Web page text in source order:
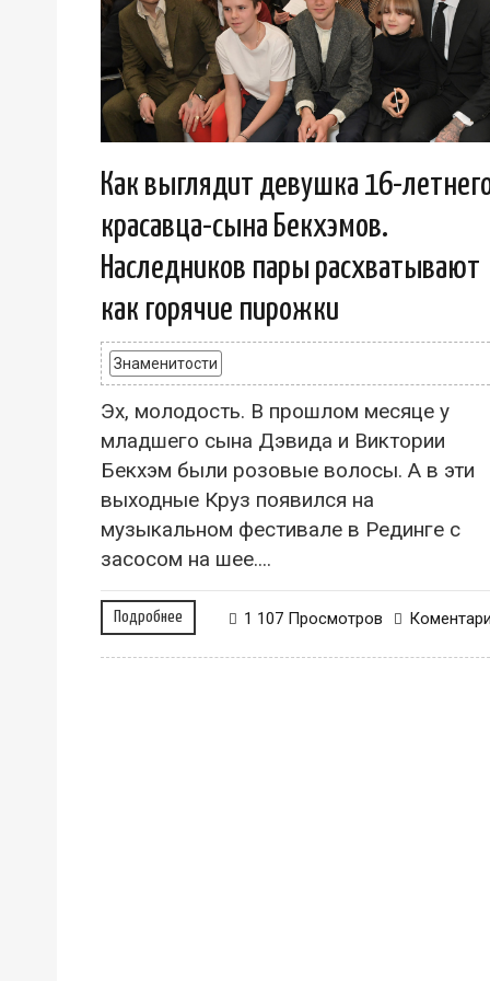
Как выглядит девушка 16-
красавца-сына Бекхэмов.
Наследников пары расхватывают
как горячие пирожки
Знаменитости
Эх, молодость. В прошлом месяце у
младшего сына Дэвида и Виктории
Бекхэм были розовые волосы. А в эти
выходные Круз появился на
музыкальном фестивале в Рединге с
засосом на шее....
Подробнее 1 107 Просмотров